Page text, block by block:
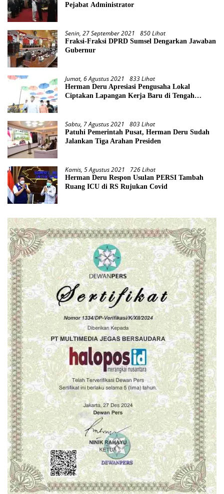
Pejabat Administrator
Senin, 27 September 2021 850 Lihat
Fraksi-Fraksi DPRD Sumsel Dengarkan Jawaban
Gubernur
Jumat, 6 Agustus 2021 833 Lihat
Herman Deru Apresiasi Pengusaha Lokal
Ciptakan Lapangan Kerja Baru di Tengah
Sabtu, 7 Agustus 2021 803 Lihat
Patuhi Pemerintah Pusat, Herman Deru Sudah
Jalankan Tiga Arahan Presiden
Kamis, 5 Agustus 2021 726 Lihat
Herman Deru Respon Usulan PERSI Tambah
Ruang ICU di RS Rujukan Covid